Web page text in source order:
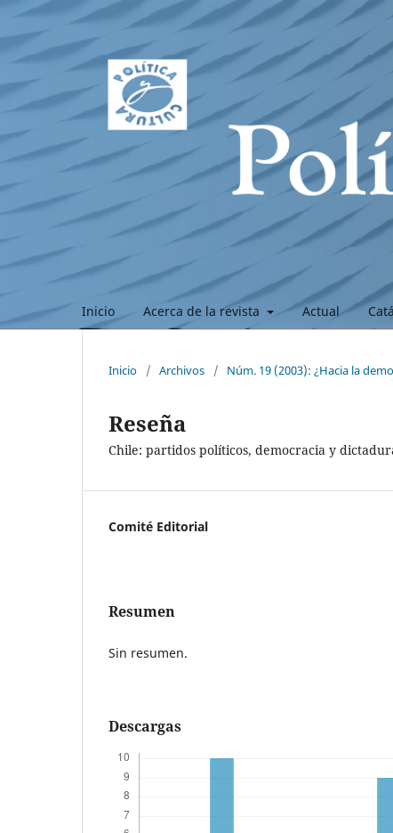
Inicio Acerca de la revista Actual
Inicio / Archivos / Núm. 19 (2003): ¿Hacia la
Reseña
Chile: partidos políticos, democracia y
Comité Editorial
Resumen
Sin resumen.
Descargas